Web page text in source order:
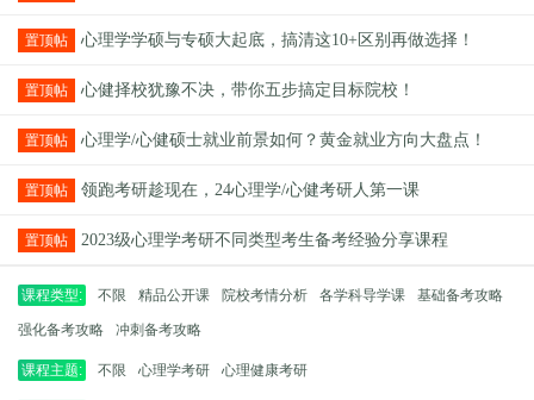
置顶帖 心理学学硕与专硕大起底，搞清这10+区别再做选择！
置顶帖 心健择校犹豫不决，带你五步搞定目标院校！
置顶帖 心理学/心健硕士就业前景如何？黄金就业方向大盘点！
置顶帖 领跑考研趁现在，24心理学/心健考研人第一课
置顶帖 2023级心理学考研不同类型考生备考经验分享课程
课程类型: 不限 精品公开课 院校考情分析 各学科导学课 基础备考攻略
强化备考攻略 冲刺备考攻略
课程主题: 不限 心理学考研 心理健康考研